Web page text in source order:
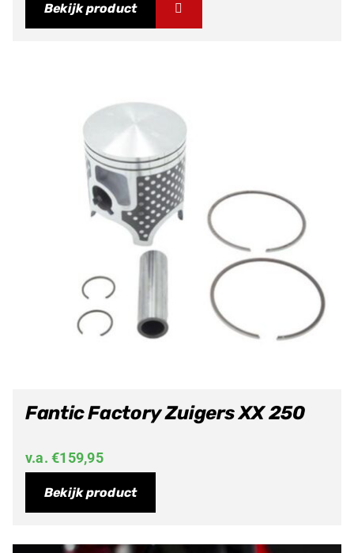
Bekijk product
Fantic Factory Zuigers XX 250
v.a.€159,95
Bekijk product